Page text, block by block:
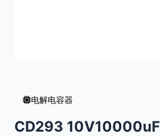
电解电容器
CD293 10V10000uF